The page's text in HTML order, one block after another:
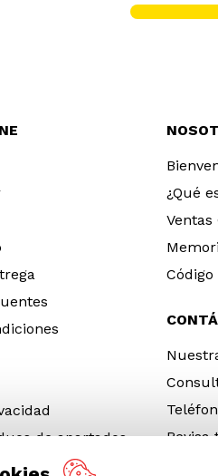
de apartados
¿Qué
Ventas
Revisa